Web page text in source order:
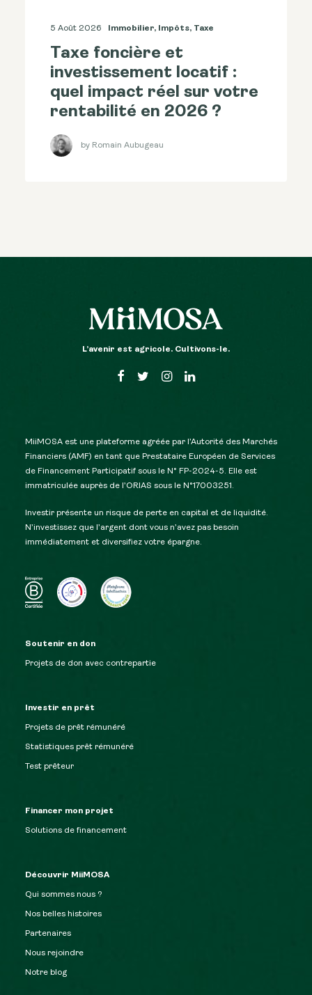
5 Août 2026 Immobilier, Impôts, Taxe
Taxe foncière et
investissement locatif :
quel impact réel sur votre
rentabilité en 2026 ?
by Romain Aubugeau
L’avenir est agricole. Cultivons-le.
MiiMOSA est une plateforme agréée par l’Autorité des Marchés
Financiers (AMF) en tant que Prestataire Européen de Services
de Financement Participatif sous le N° FP-2024-5. Elle est
immatriculée auprès de l’ORIAS sous le N°17003251.
Investir présente un risque de perte en capital et de liquidité.
N’investissez que l’argent dont vous n’avez pas besoin
immédiatement et diversifiez votre épargne.
Soutenir en don
Projets de don avec contrepartie
Investir en prêt
Projets de prêt rémunéré
Statistiques prêt rémunéré
Test prêteur
Financer mon projet
Solutions de financement
Découvrir MiiMOSA
Qui sommes nous ?
Nos belles histoires
Partenaires
Nous rejoindre
Notre blog